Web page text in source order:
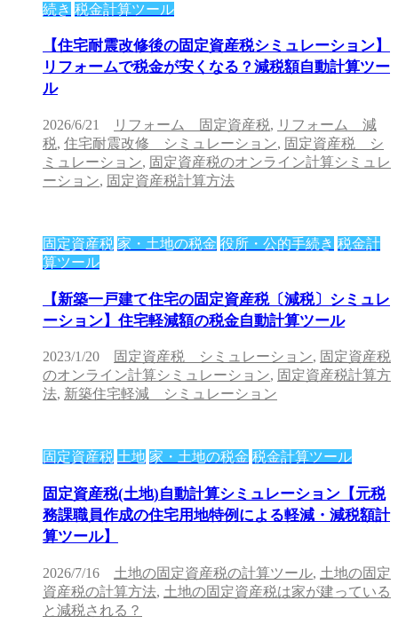
続き 税金計算ツール
【住宅耐震改修後の固定資産税シミュレーション】
リフォームで税金が安くなる？減税額自動計算ツー
ル
2026/6/21 リフォーム 固定資産税, リフォーム 減
税, 住宅耐震改修 シミュレーション, 固定資産税 シ
ミュレーション, 固定資産税のオンライン計算シミュレ
ーション, 固定資産税計算方法
固定資産税 家・土地の税金 役所・公的手続き 税金計
算ツール
【新築一戸建て住宅の固定資産税〔減税〕シミュレ
ーション】住宅軽減額の税金自動計算ツール
2023/1/20 固定資産税 シミュレーション, 固定資産税
のオンライン計算シミュレーション, 固定資産税計算方
法, 新築住宅軽減 シミュレーション
固定資産税 土地 家・土地の税金 税金計算ツール
固定資産税(土地)自動計算シミュレーション【元税
務課職員作成の住宅用地特例による軽減・減税額計
算ツール】
2026/7/16 土地の固定資産税の計算ツール, 土地の固定
資産税の計算方法, 土地の固定資産税は家が建っている
と減税される？